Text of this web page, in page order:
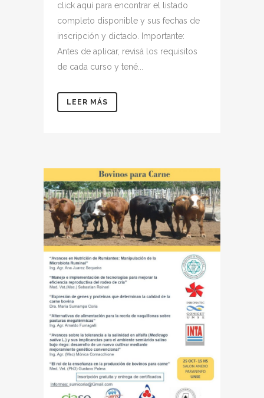
click aquí para encontrar el listado
completo disponible y sus fechas de
inscripción y dictado. Importante:
Antes de aplicar, revisá los requisitos
de cada curso y tené...
LEER MÁS